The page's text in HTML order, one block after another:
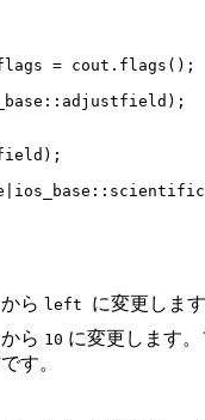
=
から left に変更しま
から 10 に変更します
す。